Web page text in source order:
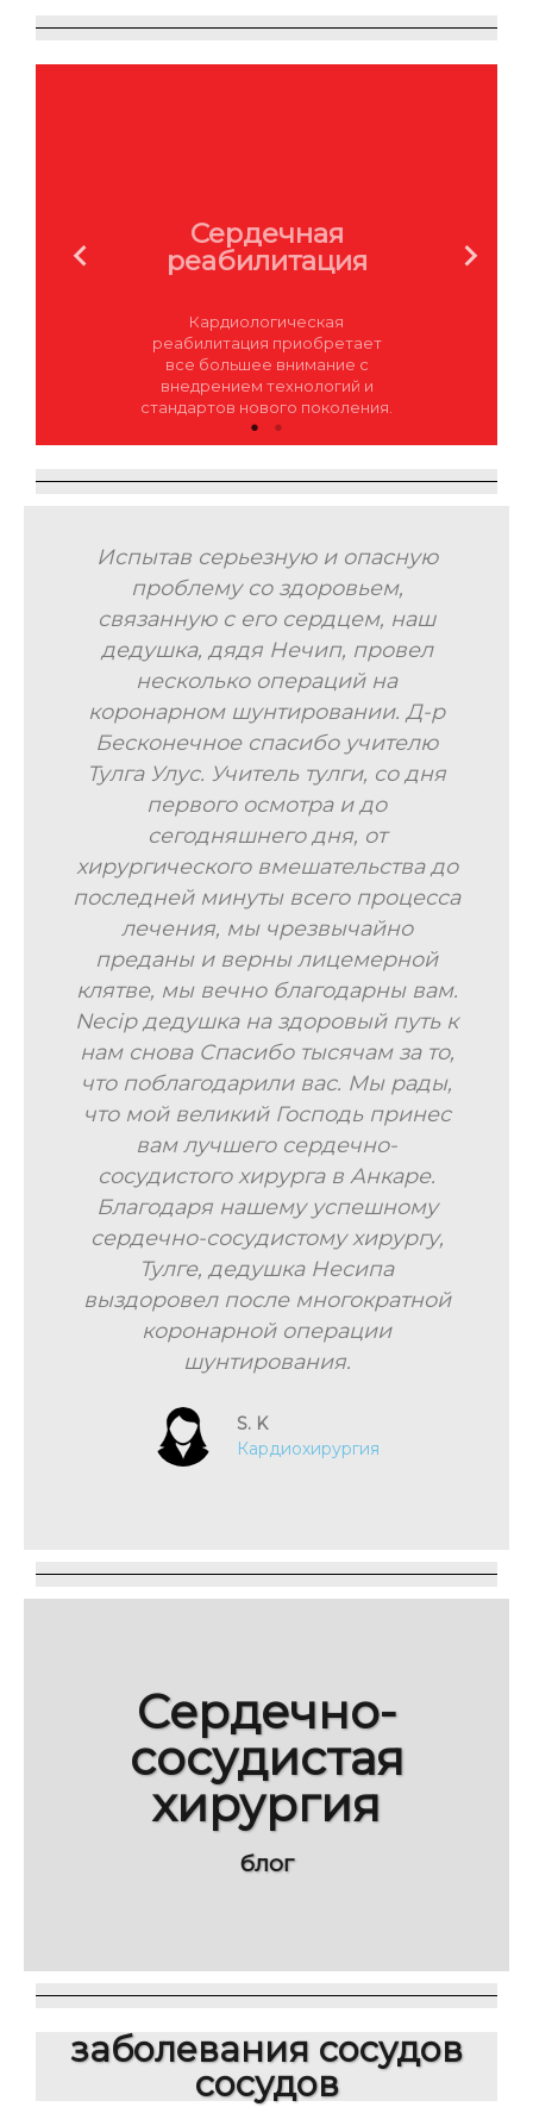
реабилитация приобретает
все большее внимание с
внедрением технологий и
Узнать больше
Испытав серьезную и опасную
проблему со здоровьем,
связанную с его сердцем, наш
дедушка, дядя Нечип, провел
несколько операций на
коронарном шунтировании. Д-р
Бесконечное спасибо учителю
Тулга Улус. Учитель тулги, со дня
первого осмотра и до
сегодняшнего дня, от
хирургического вмешательства до
последней минуты всего процесса
лечения, мы чрезвычайно
преданы и верны лицемерной
клятве, мы вечно благодарны вам.
Necip дедушка на здоровый путь к
нам снова Спасибо тысячам за то,
что поблагодарили вас. Мы рады,
что мой великий Господь принес
вам лучшего сердечно-
сосудистого хирурга в Анкаре.
Благодаря нашему успешному
сердечно-сосудистому хирургу,
Тулге, дедушка Несипа
выздоровел после многократной
коронарной операции
шунтирования.
S. K
Кардиохирургия
Сердечно-
сосудистая
хирургия
блог
заболевания сосудов
сосудов